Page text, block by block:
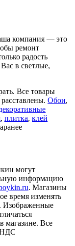
компания — это
ремонт
радость
в светлые,
Все товары
Обои,
, плитка, клей
могут
информацию
. Магазины
время изменять
Изображенные
магазине. Все
НДС